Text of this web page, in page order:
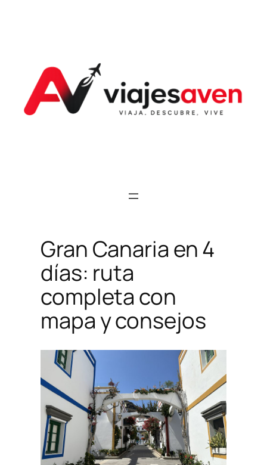
contenido
Gran Canaria en 4
días: ruta
completa con
mapa y consejos